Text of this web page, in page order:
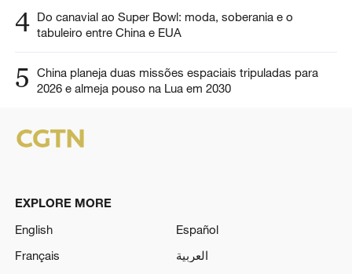
4 Do canavial ao Super Bowl: moda, soberania e o
tabuleiro entre China e EUA
5
China planeja duas missões espaciais tripuladas para
2026 e almeja pouso na Lua em 2030
EXPLORE MORE
English
Español
Français
العربية